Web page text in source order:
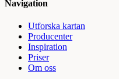
Navigation
Utforska kartan
Producenter
Inspiration
Priser
Om oss